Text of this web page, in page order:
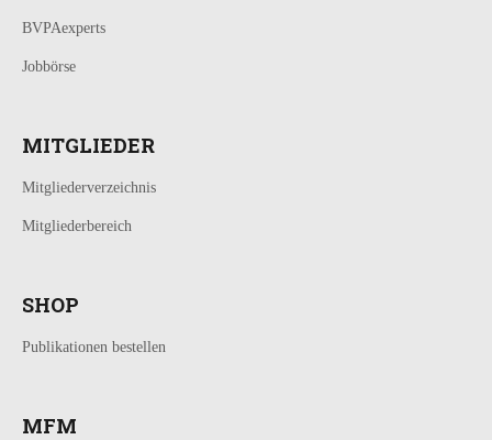
BVPAexperts
Jobbörse
MITGLIEDER
Mitgliederverzeichnis
Mitgliederbereich
SHOP
Publikationen bestellen
MFM